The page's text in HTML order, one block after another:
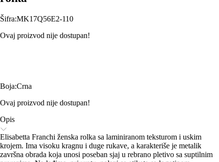
Šifra:MK17Q56E2-110
Ovaj proizvod nije dostupan!
Boja:Crna
Ovaj proizvod nije dostupan!
Opis
Elisabetta Franchi ženska rolka sa laminiranom teksturom i uskim
krojem. Ima visoku kragnu i duge rukave, a karakteriše je metalik
završna obrada koja unosi poseban sjaj u rebrano pletivo sa suptilnim